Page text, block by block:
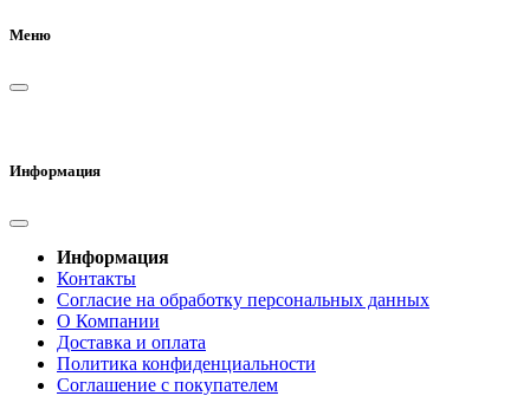
Меню
Информация
Информация
Контакты
Согласие на обработку персональных данных
О Компании
Доставка и оплата
Политика конфиденциальности
Соглашение с покупателем